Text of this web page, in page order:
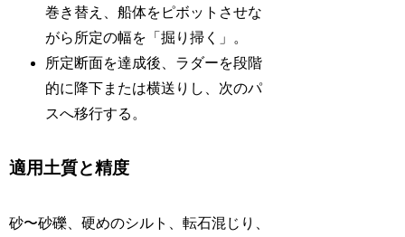
巻き替え、船体をピボットさせな
がら所定の幅を「掘り掃く」。
所定断面を達成後、ラダーを段階
的に降下または横送りし、次のパ
スへ移行する。
適用土質と精度
砂〜砂礫、硬めのシルト、転石混じり、